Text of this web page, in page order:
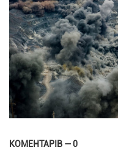
КОМЕНТАРІВ — 0